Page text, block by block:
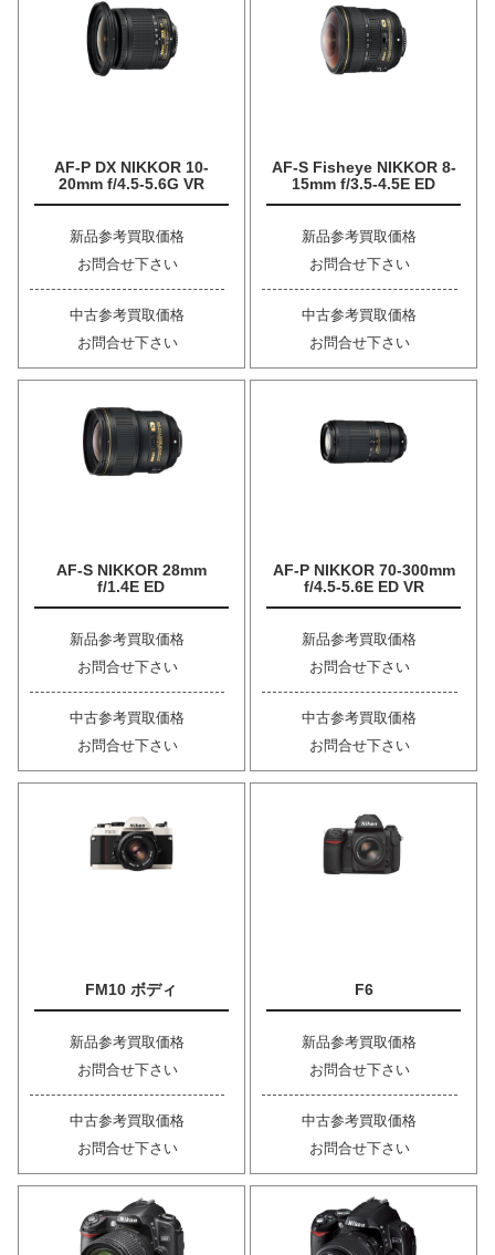
AF-P DX NIKKOR 10-
20mm f/4.5-5.6G VR
新品参考買取価格
お問合せ下さい
中古参考買取価格
お問合せ下さい
AF-S Fisheye NIKKOR 8-
15mm f/3.5-4.5E ED
新品参考買取価格
お問合せ下さい
中古参考買取価格
お問合せ下さい
AF-S NIKKOR 28mm
f/1.4E ED
新品参考買取価格
お問合せ下さい
中古参考買取価格
お問合せ下さい
AF-P NIKKOR 70-300mm
f/4.5-5.6E ED VR
新品参考買取価格
お問合せ下さい
中古参考買取価格
お問合せ下さい
FM10 ボディ
新品参考買取価格
お問合せ下さい
中古参考買取価格
お問合せ下さい
F6
新品参考買取価格
お問合せ下さい
中古参考買取価格
お問合せ下さい